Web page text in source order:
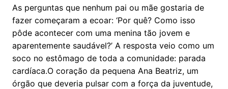
As perguntas que nenhum pai ou mãe gostaria de
fazer começaram a ecoar: ‘Por quê? Como isso
pôde acontecer com uma menina tão jovem e
aparentemente saudável?’ A resposta veio como um
soco no estômago de toda a comunidade: parada
cardíaca.O coração da pequena Ana Beatriz, um
órgão que deveria pulsar com a força da juventude,